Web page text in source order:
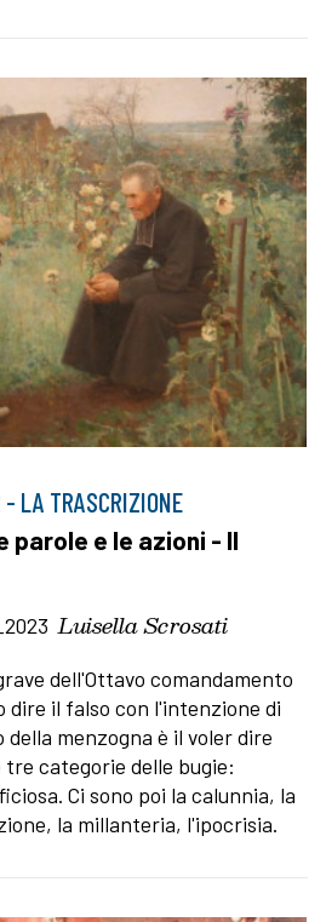
LA TRASCRIZIONE
parole e le azioni - Il
Luisella Scrosati
dell'Ottavo comandamento
dire il falso con l'intenzione di
menzogna è il voler dire
tre categorie delle bugie:
Ci sono poi la calunnia, la
la millanteria, l'ipocrisia.